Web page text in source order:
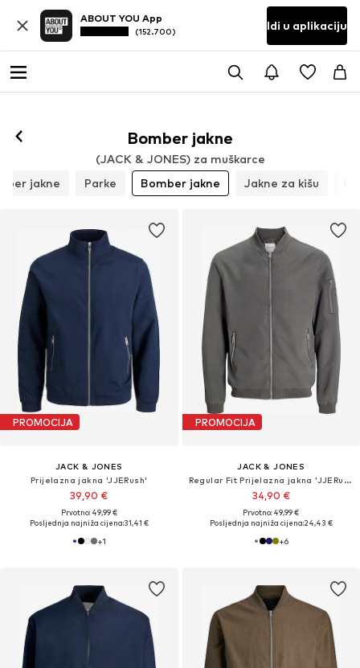
ABOUT YOU App
(152.700) Idi u aplikaciju
Bomber jakne
(JACK & JONES) za muškarce
jakne
Parke Bomber jakne Jakne za kišu
PROMOCIJA
JACK & JONES
Prijelazna jakna 'JJERush'
39,90 €
Prvotno: 49,99 €
Posljednja najniža cijena:31,41 €
+1
PROMOCIJA
JACK & JONES
Regular Fit Prijelazna jakna 'JJERush'
34,90 €
Prvotno: 49,99 €
Posljednja najniža cijena:24,43 €
+6